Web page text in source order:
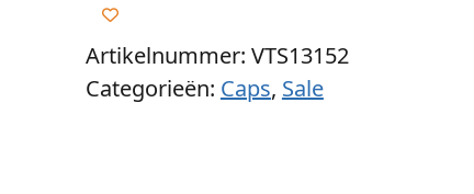
Artikelnummer: VTS13152
Categorieën: Caps, Sale